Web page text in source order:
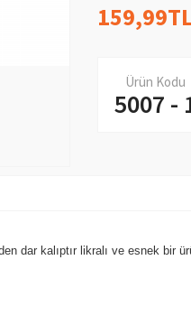
Ürün Kodu
5007 -
dar kalıptır likralı ve esnek bir